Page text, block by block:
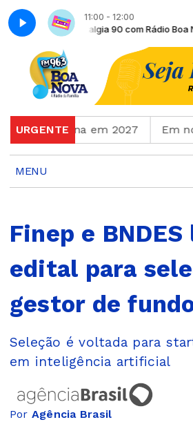
11:00 - 12:00
Nostalgia 90 com Rádio Boa Nova
URGENTE
Feminina em 2027 Em nova
MENU
Finep e
edital para
gestor de
Seleção é voltada para
em inteligência artificial
Por Agência Brasil